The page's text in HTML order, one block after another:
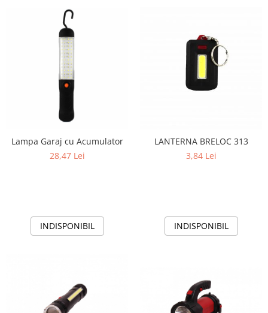
Lampa Garaj cu Acumulator
28,47 Lei
INDISPONIBIL
LANTERNA BRELOC 313
3,84 Lei
INDISPONIBIL